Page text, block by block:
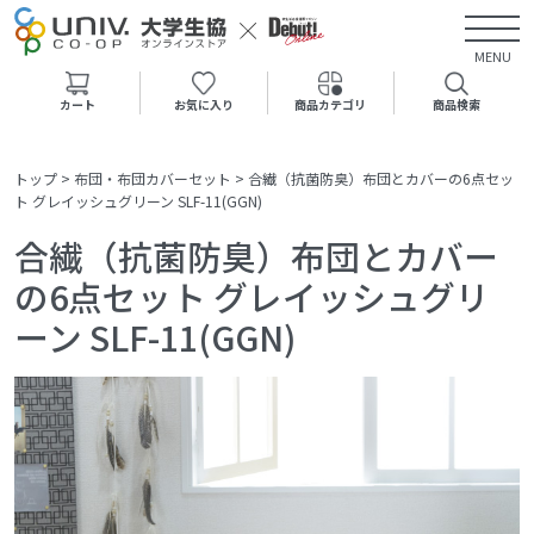
MENU
カート お気に入り 商品カテゴリ 商品検索
トップ > 布団・布団カバーセット > 合繊（抗菌防臭）布団とカバーの6点セッ
ト グレイッシュグリーン SLF-11(GGN)
合繊（抗菌防臭）布団とカバー
の6点セット グレイッシュグリ
ーン SLF-11(GGN)